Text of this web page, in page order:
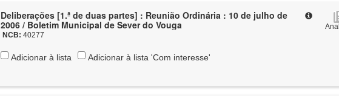
Deliberações [1.ª de duas partes] : Reunião Ordinária : 10 de julho de
2006 / Boletim Municipal de Sever do Vouga
NCB:40277
Adicionar à lista Adicionar à lista 'Com interesse'